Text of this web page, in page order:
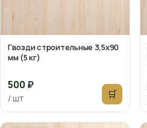
Гвозди строительные 3,5х90
мм (5 кг)
500 ₽
/ шт 🛒